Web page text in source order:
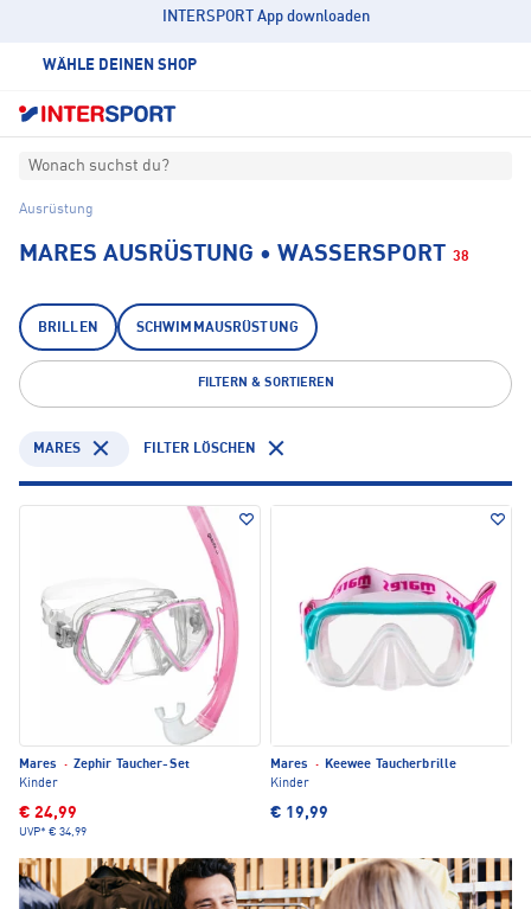
INTERSPORT App downloaden
WÄHLE DEINEN SHOP
Wonach suchst du?
Ausrüstung
MARES AUSRÜSTUNG • WASSERSPORT 38
BRILLEN SCHWIMMAUSRÜSTUNG
FILTERN & SORTIEREN
MARES FILTER LÖSCHEN
Mares · Zephir Taucher-Set
Kinder
€ 24,99
UVP* € 34,99
Mares ·
Keewee Taucherbrille
Kinder
€ 19,99